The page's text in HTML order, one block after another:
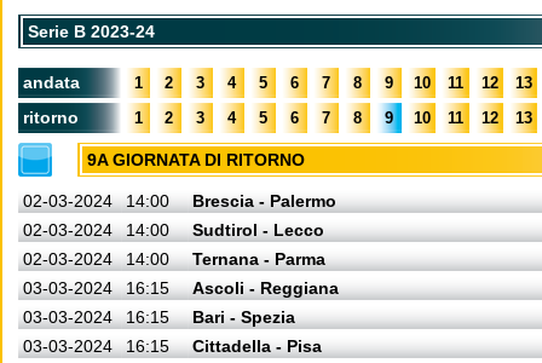
Serie B 2023-24
andata 1 2 3 4 5 6 7 8 9 10 11 12 13
ritorno 1 2 3 4 5 6 7 8 9 10 11 12 13
9A GIORNATA DI RITORNO
02-03-2024 14:00
Brescia - Palermo
02-03-2024
14:00
Sudtirol - Lecco
02-03-2024
14:00
Ternana - Parma
03-03-2024
16:15
Ascoli - Reggiana
03-03-2024
16:15
Bari - Spezia
03-03-2024
16:15 Cittadella - Pisa